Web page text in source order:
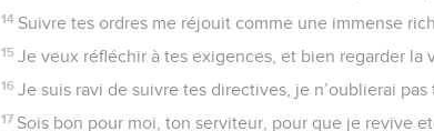
14 Suivre tes ordres me réjouit comme une immense
15 Je veux réfléchir à tes exigences, et bien regarder la
16 Je suis ravi de suivre tes directives, je n’oublierai pas
17 Sois bon pour moi, ton serviteur, pour que je revive